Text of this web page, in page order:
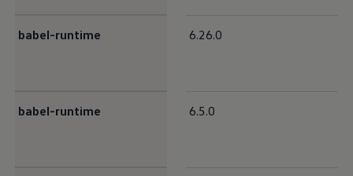
babel-runtime 6.26.0
babel-runtime 6.5.0